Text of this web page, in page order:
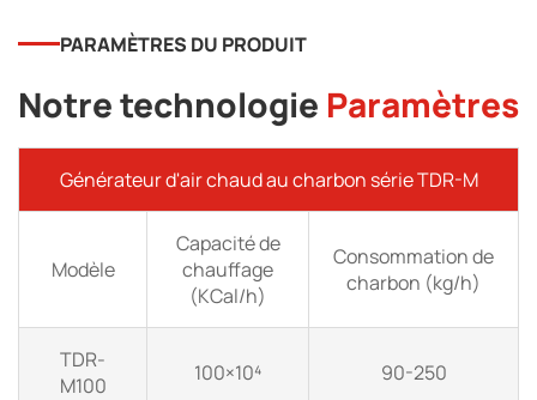
PARAMÈTRES DU PRODUIT
Notre technologie Paramètres
Générateur d'air chaud au charbon série TDR-M
Modèle
Capacité de
chauffage
(KCal/h)
Consommation de
charbon (kg/h)
TDR-
M100
100×10⁴ 90-250